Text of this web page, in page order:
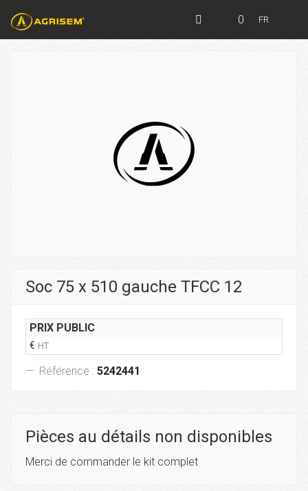
0 FR
Soc 75 x 510 gauche TFCC 12
PRIX PUBLIC
€ HT
Référence : 5242441
Pièces au détails non disponibles
Merci de commander le kit complet